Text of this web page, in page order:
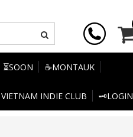
⏳SOON ☕MONTAUK
VIETNAM INDIE CLUB 🗝️LOGIN